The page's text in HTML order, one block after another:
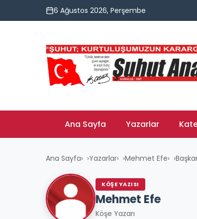
6 Ağustos 2026, Perşembe
Ana Sayfa Yazarlar
Ana Sayfa› Yazarlar› Mehmet Efe›
KÖŞE YAZISI
Mehmet Efe
Köşe Yazarı